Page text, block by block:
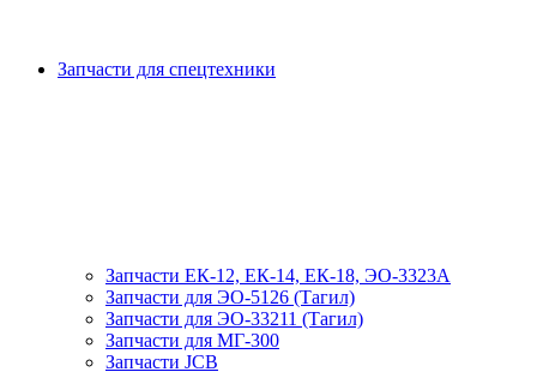
Запчасти для спецтехники
Запчасти ЕК-12, ЕК-14, ЕК-18, ЭО-3323А
Запчасти для ЭО-5126 (Тагил)
Запчасти для ЭО-33211 (Тагил)
Запчасти для МГ-300
Запчасти JCB